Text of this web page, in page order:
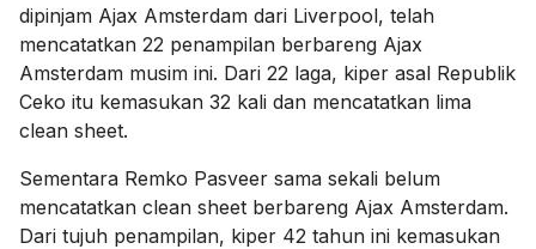
dipinjam Ajax Amsterdam dari Liverpool, telah
mencatatkan 22 penampilan berbareng Ajax
Amsterdam musim ini. Dari 22 laga, kiper asal Republik
Ceko itu kemasukan 32 kali dan mencatatkan lima
clean sheet.
Sementara Remko Pasveer sama sekali belum
mencatatkan clean sheet berbareng Ajax Amsterdam.
Dari tujuh penampilan, kiper 42 tahun ini kemasukan